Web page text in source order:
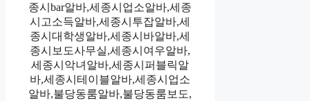
종시bar알바,세종시업소알바,세종
시고소득알바,세종시투잡알바,세
종시대학생알바,세종시바알바,세
종시보도사무실,세종시여우알바,
세종시악녀알바,세종시퍼블릭알
바,세종시테이블알바,세종시업소
알바,불당동룸알바,불당동룸보도,